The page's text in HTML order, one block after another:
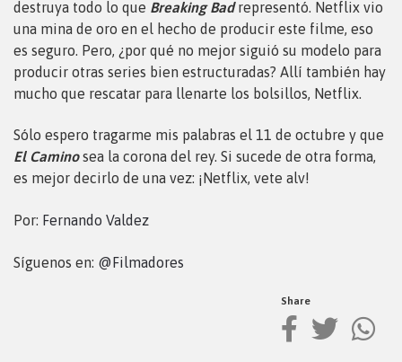
destruya todo lo que Breaking Badrepresentó. Netflix vio
una mina de oro en el hecho de producir este filme, eso
es seguro. Pero, ¿por qué no mejor siguió su modelo para
producir otras series bien estructuradas? Allí también hay
mucho que rescatar para llenarte los bolsillos, Netflix.
Sólo espero tragarme mis palabras el 11 de octubre y que
El Caminosea la corona del rey. Si sucede de otra forma,
es mejor decirlo de una vez: ¡Netflix, vete alv!
Por: Fernando Valdez
Síguenos en: @Filmadores
Share